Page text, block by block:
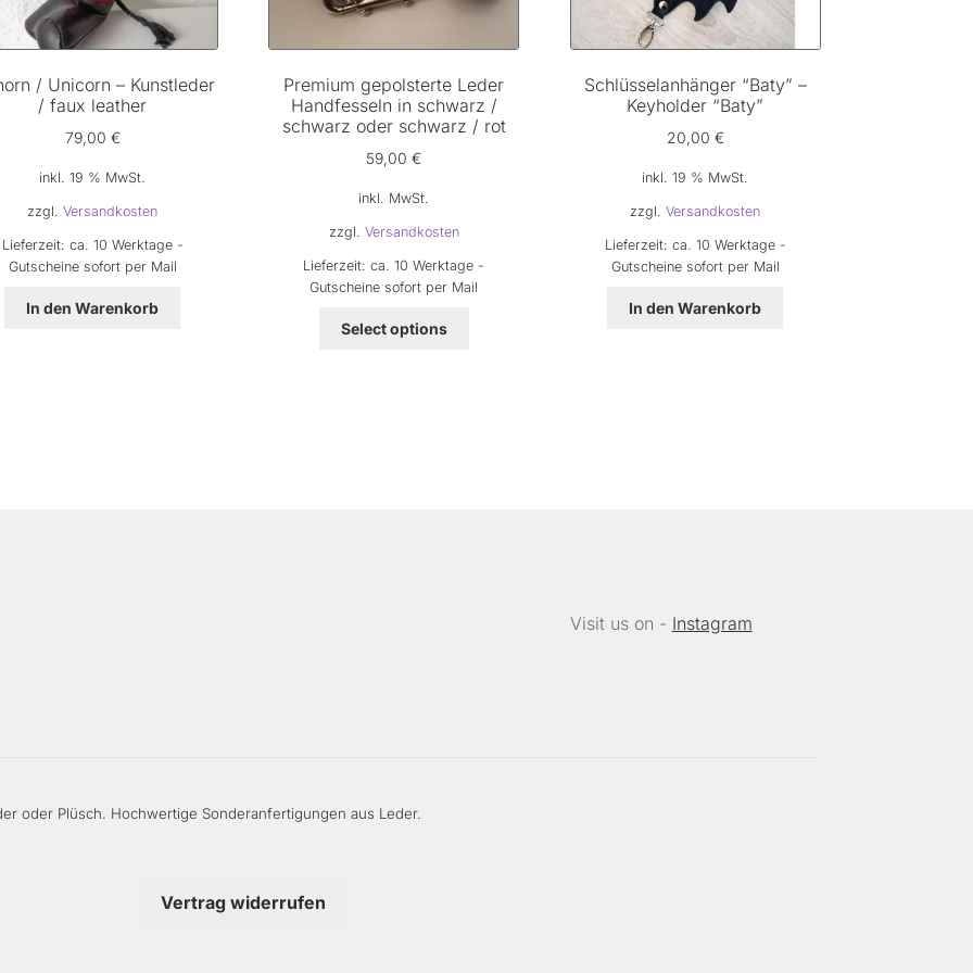
/ Unicorn – Kunstleder
/ faux leather
79,00 €
inkl. 19 % MwSt.
zzgl.Versandkosten
Lieferzeit: ca. 10 Werktage -
Gutscheine sofort per Mail
In den Warenkorb
Premium gepolsterte Leder
Handfesseln in schwarz /
schwarz oder schwarz / rot
59,00€
inkl. MwSt.
zzgl. Versandkosten
Lieferzeit:ca. 10 Werktage -
Gutscheine sofort per Mail
Select options
Schlüsselanhänger “Baty” –
Keyholder “Baty”
20,00 €
inkl. 19 % MwSt.
zzgl.Versandkosten
Lieferzeit: ca. 10 Werktage -
Gutscheine sofort per Mail
In den Warenkorb
Visit us on - Instagram
oder Plüsch. Hochwertige Sonderanfertigungen aus Leder.
Vertrag widerrufen